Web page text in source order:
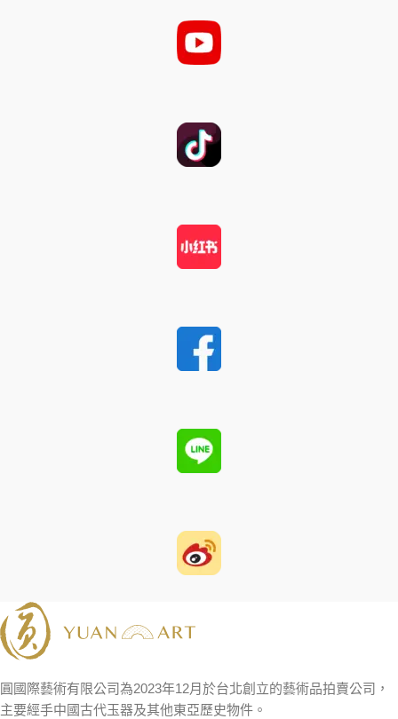
圓國際藝術有限公司為2023年12月於台北創立的藝術品拍賣公司，
主要經手中國古代玉器及其他東亞歷史物件。